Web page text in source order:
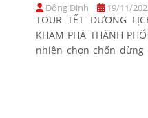
Đông Định 19/11/
TOUR TẾT DƯƠNG
KHÁM PHÁ THÀNH
nhiên chọn chốn dừng